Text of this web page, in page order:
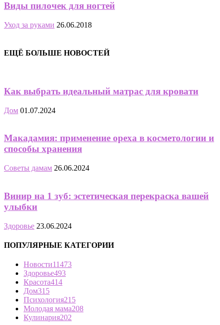
Виды пилочек для ногтей
Уход за руками 26.06.2018
ЕЩЁ БОЛЬШЕ НОВОСТЕЙ
Как выбрать идеальный матрас для кровати
Дом 01.07.2024
Макадамия: применение ореха в косметологии и
способы хранения
Советы дамам 26.06.2024
Винир на 1 зуб: эстетическая перекраска вашей
улыбки
Здоровье 23.06.2024
ПОПУЛЯРНЫЕ КАТЕГОРИИ
Новости11473
Здоровье493
Красота414
Дом315
Психология215
Молодая мама208
Кулинария202